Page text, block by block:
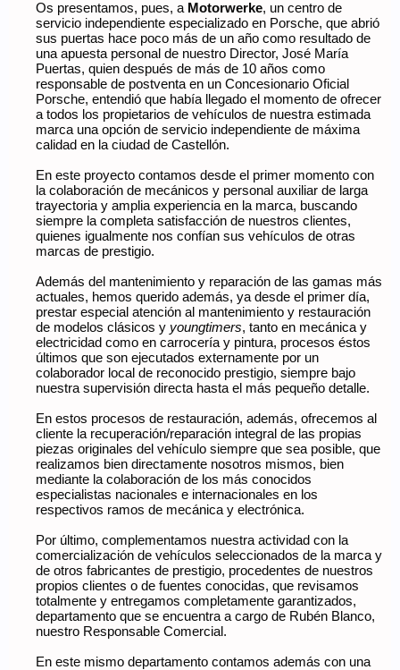
Os presentamos, pues, a Motorwerke, un centro de
servicio independiente especializado en Porsche, que abrió
sus puertas hace poco más de un año como resultado de
una apuesta personal de nuestro Director, José María
Puertas, quien después de más de 10 años como
responsable de postventa en un Concesionario Oficial
Porsche, entendió que había llegado el momento de ofrecer
a todos los propietarios de vehículos de nuestra estimada
marca una opción de servicio independiente de máxima
calidad en la ciudad de Castellón.
En este proyecto contamos desde el primer momento con
la colaboración de mecánicos y personal auxiliar de larga
trayectoria y amplia experiencia en la marca, buscando
siempre la completa satisfacción de nuestros clientes,
quienes igualmente nos confían sus vehículos de otras
marcas de prestigio.
Además del mantenimiento y reparación de las gamas más
actuales, hemos querido además, ya desde el primer día,
prestar especial atención al mantenimiento y restauración
de modelos clásicos y youngtimers, tanto en mecánica y
electricidad como en carrocería y pintura, procesos éstos
últimos que son ejecutados externamente por un
colaborador local de reconocido prestigio, siempre bajo
nuestra supervisión directa hasta el más pequeño detalle.
En estos procesos de restauración, además, ofrecemos al
cliente la recuperación/reparación integral de las propias
piezas originales del vehículo siempre que sea posible, que
realizamos bien directamente nosotros mismos, bien
mediante la colaboración de los más conocidos
especialistas nacionales e internacionales en los
respectivos ramos de mecánica y electrónica.
Por último, complementamos nuestra actividad con la
comercialización de vehículos seleccionados de la marca y
de otros fabricantes de prestigio, procedentes de nuestros
propios clientes o de fuentes conocidas, que revisamos
totalmente y entregamos completamente garantizados,
departamento que se encuentra a cargo de Rubén Blanco,
nuestro Responsable Comercial.
En este mismo departamento contamos además con una